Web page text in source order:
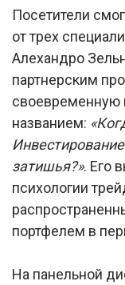
Посетители
от трех
Алехандро
партнерским
своевременную
названием:
затишья?». Его
психологии
портфелем в
На панельной